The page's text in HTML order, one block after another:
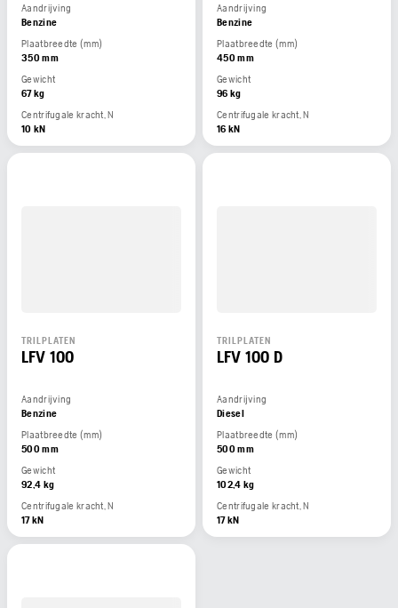
Aandrijving
Benzine
Plaatbreedte (mm)
350 mm
Gewicht
67 kg
Centrifugale kracht, N
10 kN
Aandrijving
Benzine
Plaatbreedte (mm)
450 mm
Gewicht
96 kg
Centrifugale kracht, N
16 kN
TRILPLATEN
LFV 100
Aandrijving
Benzine
Plaatbreedte (mm)
500 mm
Gewicht
92,4 kg
Centrifugale kracht, N
17 kN
TRILPLATEN
LFV 100 D
Aandrijving
Diesel
Plaatbreedte (mm)
500 mm
Gewicht
102,4 kg
Centrifugale kracht, N
17 kN